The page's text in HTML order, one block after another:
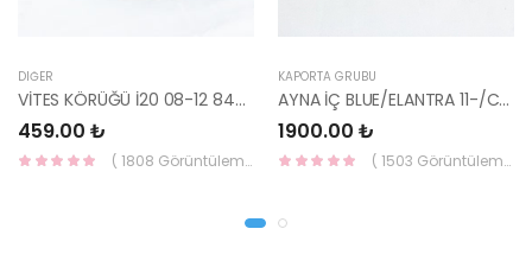
DIĞER
VİTES KÖRÜĞÜ İ20 08-12 84640-1J000-YS
459.00 ₺
( 1808 Görüntüleme )
KAPORTA GRUBU
AYNA İÇ BLUE/ELANTRA 11-/CEED 10-/RİO 12-/SPORTAGE 11- 85101-3X100-HMC
1900.00 ₺
( 1503 Görüntüleme )